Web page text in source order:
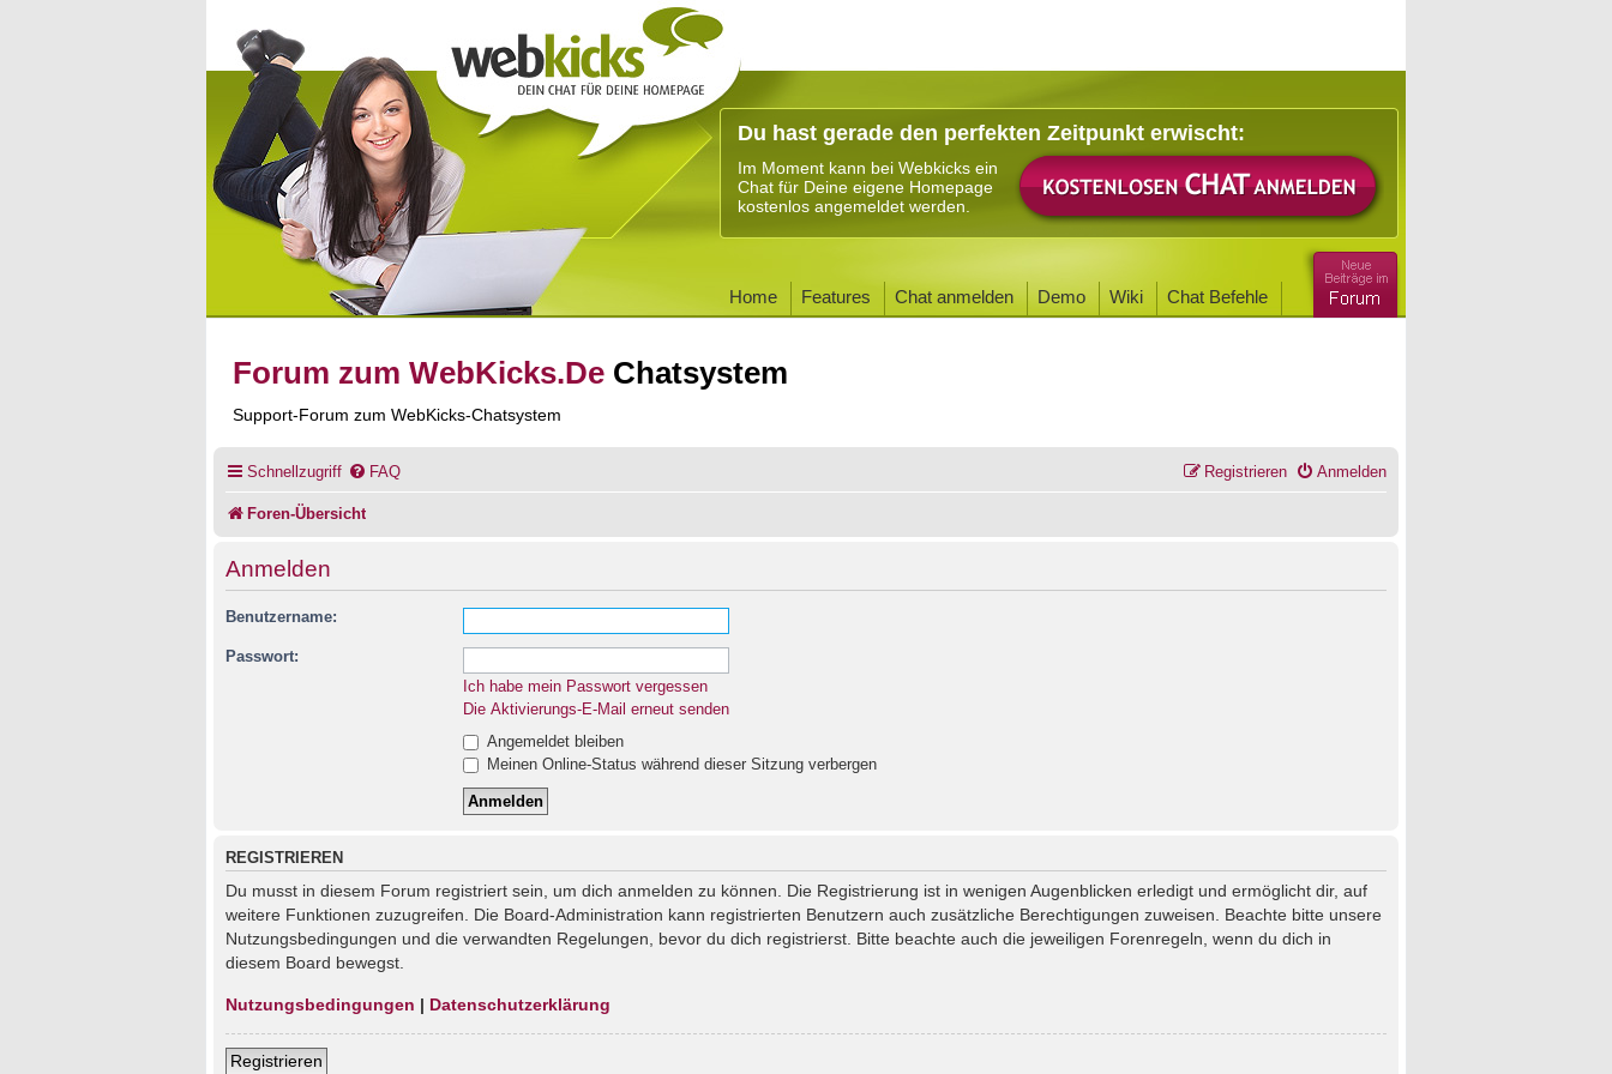
Du hast gerade den perfekten Zeitpunkt erwischt:
Im Moment kann bei Webkicks ein
Chat für Deine eigene Homepage
kostenlos angemeldet werden.
Home Features Chat anmelden Demo Wiki Chat Befehle
Forum zum WebKicks.De Chatsystem
Support-Forum zum WebKicks-Chatsystem
Schnellzugriff FAQ Anmelden
Registrieren
Foren-Übersicht
Anmelden
Benutzername:
Passwort:
Ich habe mein Passwort vergessen
Die Aktivierungs-E-Mail erneut senden
Angemeldet bleiben
Meinen Online-Status während dieser Sitzung verbergen
REGISTRIEREN
Du musst in diesem Forum registriert sein, um dich anmelden zu können. Die Registrierung ist in wenigen Augenblicken erledigt und ermöglicht dir, auf
weitere Funktionen zuzugreifen. Die Board-Administration kann registrierten Benutzern auch zusätzliche Berechtigungen zuweisen. Beachte bitte unsere
Nutzungsbedingungen und die verwandten Regelungen, bevor du dich registrierst. Bitte beachte auch die jeweiligen Forenregeln, wenn du dich in
diesem Board bewegst.
Nutzungsbedingungen | Datenschutzerklärung
Registrieren